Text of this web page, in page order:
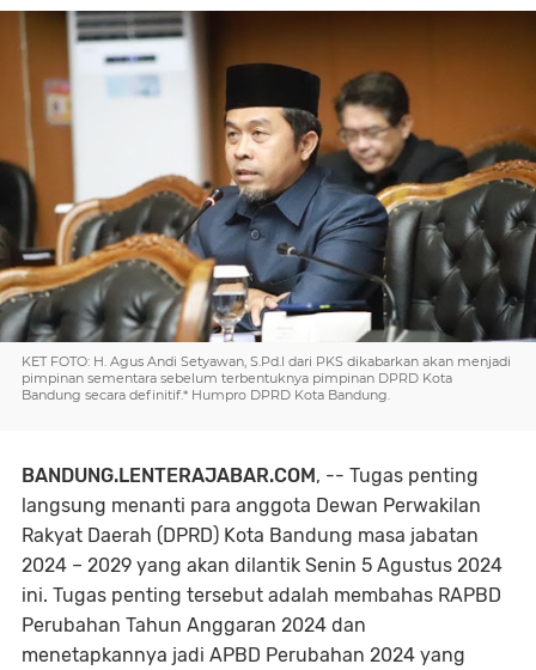
KET FOTO: H. Agus Andi Setyawan, S.Pd.I dari PKS dikabarkan akan menjadi
pimpinan sementara sebelum terbentuknya pimpinan DPRD Kota
Bandung secara definitif.* Humpro DPRD Kota Bandung.
BANDUNG.LENTERAJABAR.COM, -- Tugas penting
langsung menanti para anggota Dewan Perwakilan
Rakyat Daerah (DPRD) Kota Bandung masa jabatan
2024 – 2029 yang akan dilantik Senin 5 Agustus 2024
ini. Tugas penting tersebut adalah membahas RAPBD
Perubahan Tahun Anggaran 2024 dan
menetapkannya jadi APBD Perubahan 2024 yang